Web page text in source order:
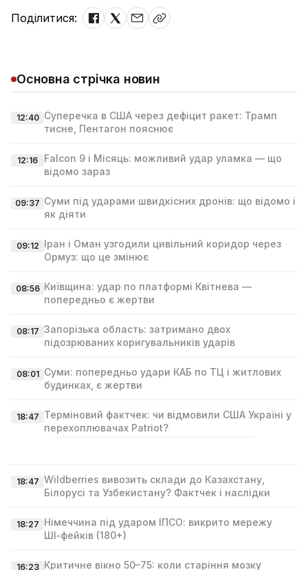
Поділитися:
Основна стрічка новин
12:40 Суперечка в США через дефіцит ракет: Трамп
тисне, Пентагон пояснює
12:16
Falcon 9 і Місяць: можливий удар уламка — що
відомо зараз
09:37 Суми під ударами швидкісних дронів: що відомо і
як діяти
09:12 Іран і Оман узгодили цивільний коридор через
Ормуз: що це змінює
08:56 Київщина: удар по платформі Квітнева —
попередньо є жертви
08:17 Запорізька область: затримано двох
підозрюваних коригувальників ударів
08:01 Суми: попередньо удари КАБ по ТЦ і житлових
будинках, є жертви
18:47 Терміновий фактчек: чи відмовили США Україні у
перехоплювачах Patriot?
18:47 Wildberries вивозить склади до Казахстану,
Білорусі та Узбекистану? Фактчек і наслідки
18:27 Німеччина під ударом ІПСО: викрито мережу
ШІ‑фейків (180+)
16:23 Критичне вікно 50–75: коли старіння мозку